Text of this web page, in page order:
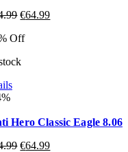
€64.99
Off
Hero Classic Eagle 8.06
€64.99